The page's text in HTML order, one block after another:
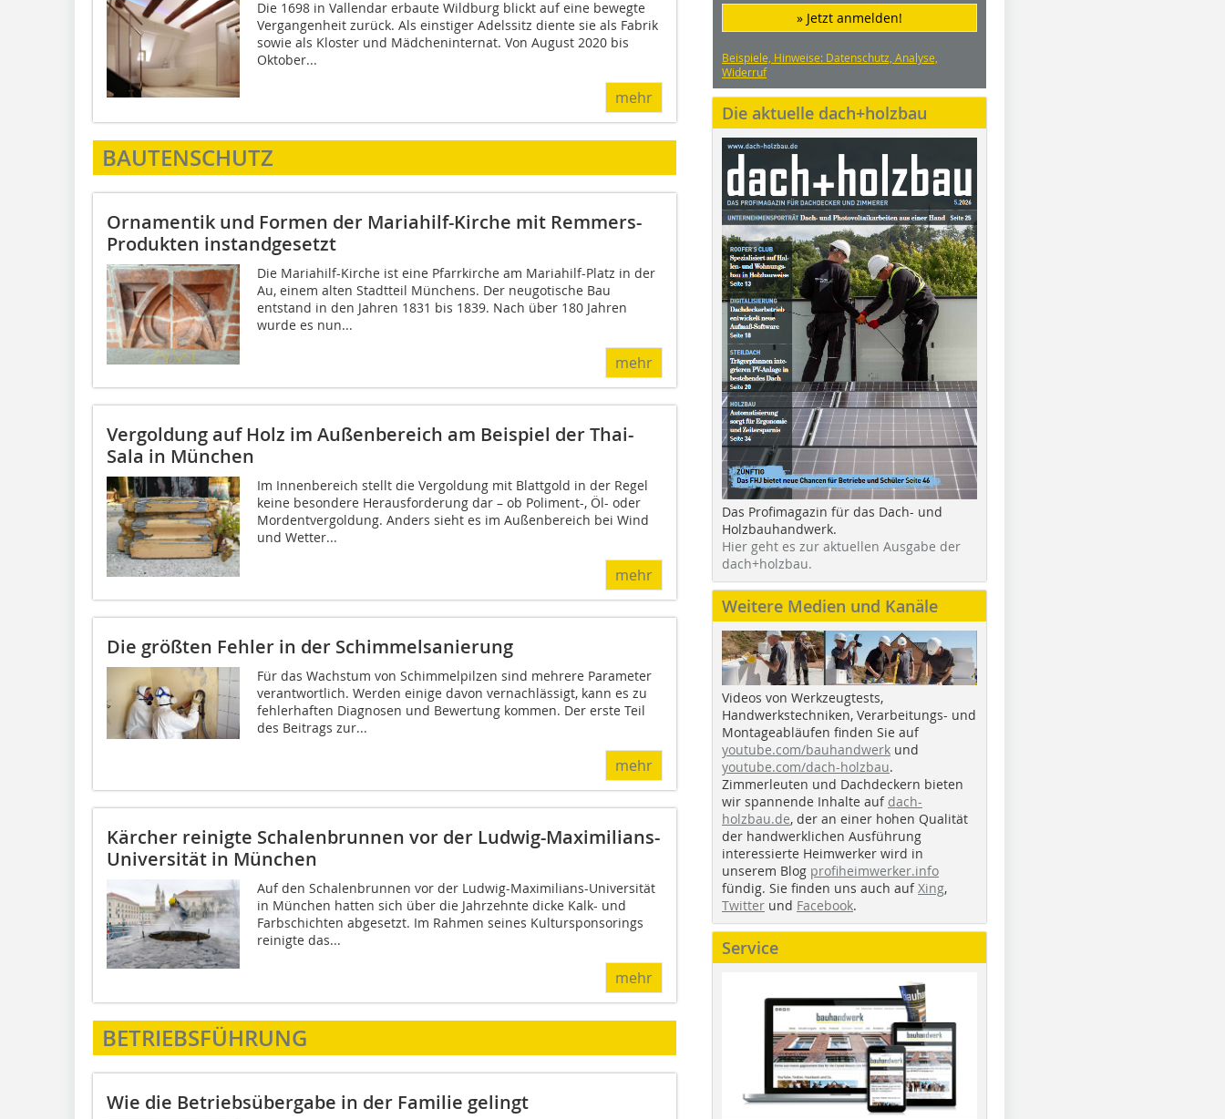
Die 1698 in Vallendar erbaute Wildburg blickt auf eine bewegte
Vergangenheit zurück. Als einstiger Adelssitz diente sie als Fabrik
sowie als Kloster und Mädcheninternat. Von August 2020 bis
Oktober...
mehr
BAUTENSCHUTZ
Ornamentik und Formen der Mariahilf-Kirche mit Remmers-
Produkten instandgesetzt
Die Mariahilf-Kirche ist eine Pfarrkirche am Mariahilf-Platz in der
Au, einem alten Stadtteil Münchens. Der neugotische Bau
entstand in den Jahren 1831 bis 1839. Nach über 180 Jahren
wurde es nun...
mehr
Vergoldung auf Holz im Außenbereich am Beispiel der Thai-
Sala in München
Im Innenbereich stellt die Vergoldung mit Blattgold in der Regel
keine besondere Herausforderung dar – ob Poliment-, Öl- oder
Mordentvergoldung. Anders sieht es im Außenbereich bei Wind
und Wetter...
mehr
Die größten Fehler in der Schimmelsanierung
Für das Wachstum von Schimmelpilzen sind mehrere Parameter
verantwortlich. Werden einige davon vernachlässigt, kann es zu
fehlerhaften Diagnosen und Bewertung kommen. Der erste Teil
des Beitrags zur...
mehr
Kärcher reinigte Schalenbrunnen vor der Ludwig-Maximilians-
Universität in München
Auf den Schalenbrunnen vor der Ludwig-Maximilians-Universität
in München hatten sich über die Jahrzehnte dicke Kalk- und
Farbschichten abgesetzt. Im Rahmen seines Kultursponsorings
reinigte das...
mehr
BETRIEBSFÜHRUNG
Wie die Betriebsübergabe in der Familie gelingt
» Jetzt anmelden!
Beispiele, Hinweise: Datenschutz, Analyse,
Widerruf
Die aktuelle dach+holzbau
Das Profimagazin für das Dach- und
Holzbauhandwerk.
Hier geht es zur aktuellen Ausgabe der
dach+holzbau.
Weitere Medien und Kanäle
Videos von Werkzeugtests,
Handwerkstechniken, Verarbeitungs- und
Montageabläufen finden Sie auf
youtube.com/bauhandwerk und
youtube.com/dach-holzbau.
Zimmerleuten und Dachdeckern bieten
wir spannende Inhalte auf dach-
holzbau.de, der an einer hohen Qualität
der handwerklichen Ausführung
interessierte Heimwerker wird in
unserem Blog profiheimwerker.info
fündig. Sie finden uns auch aufXing,
Twitter und Facebook.
Service